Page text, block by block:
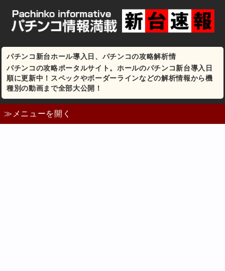
パチンコ新台ホール導入日、パチンコの攻略解析情
パチンコの攻略ポータルサイト。ホールのパチンコ新台導入日
順に更新中！スペックやボーダーラインなどの解析情報から機
種別の動画まで全部大公開！
≫メニューを開く